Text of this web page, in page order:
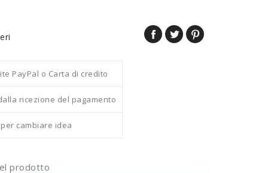
PayPal o Carta di credito
ricezione del pagamento
per cambiare idea
prodotto